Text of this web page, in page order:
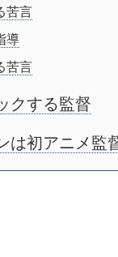
苦言
導
苦言
クする監督
は初アニメ監